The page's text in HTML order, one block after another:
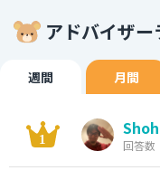
アドバイザ
週間 月間
回答数